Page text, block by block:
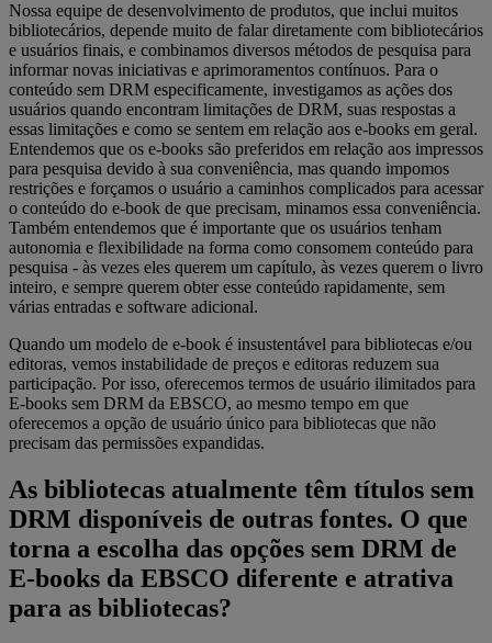
Nossa equipe de desenvolvimento de produtos, que inclui muitos
bibliotecários, depende muito de falar diretamente com bibliotecários
e usuários finais, e combinamos diversos métodos de pesquisa para
informar novas iniciativas e aprimoramentos contínuos. Para o
conteúdo sem DRM especificamente, investigamos as ações dos
usuários quando encontram limitações de DRM, suas respostas a
essas limitações e como se sentem em relação aos e-books em geral.
Entendemos que os e-books são preferidos em relação aos impressos
para pesquisa devido à sua conveniência, mas quando impomos
restrições e forçamos o usuário a caminhos complicados para acessar
o conteúdo do e-book de que precisam, minamos essa conveniência.
Também entendemos que é importante que os usuários tenham
autonomia e flexibilidade na forma como consomem conteúdo para
pesquisa - às vezes eles querem um capítulo, às vezes querem o livro
inteiro, e sempre querem obter esse conteúdo rapidamente, sem
várias entradas e software adicional.
Quando um modelo de e-book é insustentável para bibliotecas e/ou
editoras, vemos instabilidade de preços e editoras reduzem sua
participação. Por isso, oferecemos termos de usuário ilimitados para
E-books sem DRM da EBSCO, ao mesmo tempo em que
oferecemos a opção de usuário único para bibliotecas que não
precisam das permissões expandidas.
As bibliotecas atualmente têm títulos sem
DRM disponíveis de outras fontes. O que
torna a escolha das opções sem DRM de
E-books da EBSCO diferente e atrativa
para as bibliotecas?